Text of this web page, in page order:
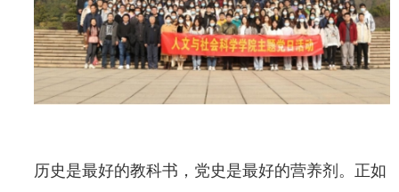
历史是最好的教科书，党史是最好的营养剂。 正如